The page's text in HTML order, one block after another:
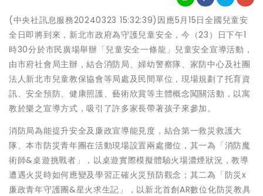
(中央社訊息服務20240323 15:32:39)因應5月15日全國兒童安
全日即將到來，新北市政府為守護兒童安全，今（23）日下午1
時30分於市民廣場舉辦「兒童安全一條龍」兒童安全宣導活動，
由市府社會局主辦，結合消防局、婦幼警察隊、家防中心及社團
法人新北市兒童教保協會等局處及民間單位，現場規劃了托育資
訊、安全預防、健康照護、藝術欣賞等主體概念闖關活動，以寓
教於樂之宣導方式，吸引了許多家長帶著孩子來參加。
消防局為能提升安全及廉政宣導能見度，結合第一救災救護大
隊、本市防災青年團在活動現場設置兩處攤位，其一為「消防魔
術師&桌遊挑戰者」，以桌遊實際模擬體驗火場濃煙狀況，教導
遭遇火災時如何應變及學習正確火災預防觀念；其二為「防災x
廉政青年守護團&星火求生記」，以新北首創AR數位化防災教具